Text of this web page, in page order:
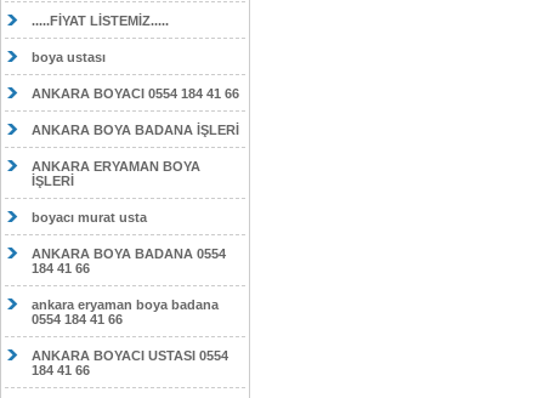
.....FİYAT LİSTEMİZ.....
boya ustası
ANKARA BOYACI 0554 184 41 66
ANKARA BOYA BADANA İŞLERİ
ANKARA ERYAMAN BOYA
İŞLERİ
boyacı murat usta
ANKARA BOYA BADANA 0554
184 41 66
ankara eryaman boya badana
0554 184 41 66
ANKARA BOYACI USTASI 0554
184 41 66